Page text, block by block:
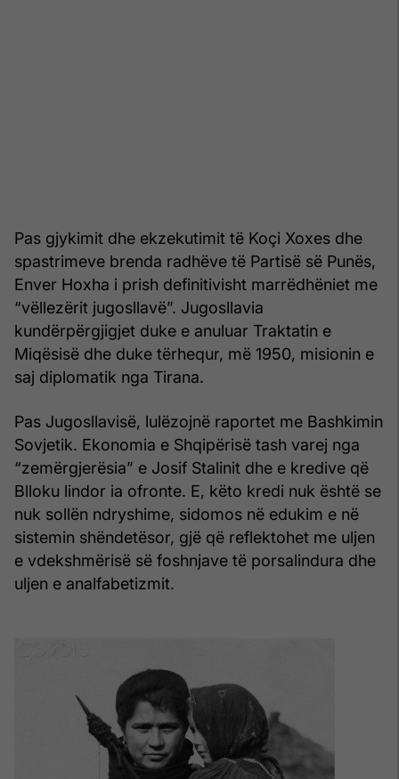
Pas gjykimit dhe ekzekutimit të Koçi Xoxes dhe
spastrimeve brenda radhëve të Partisë së Punës,
Enver Hoxha i prish definitivisht marrëdhëniet me
“vëllezërit jugosllavë”. Jugosllavia
kundërpërgjigjet duke e anuluar Traktatin e
Miqësisë dhe duke tërhequr, më 1950, misionin e
saj diplomatik nga Tirana.
Pas Jugosllavisë, lulëzojnë raportet me Bashkimin
Sovjetik. Ekonomia e Shqipërisë tash varej nga
“zemërgjerësia” e Josif Stalinit dhe e kredive që
Blloku lindor ia ofronte. E, këto kredi nuk është se
nuk sollën ndryshime, sidomos në edukim e në
sistemin shëndetësor, gjë që reflektohet me uljen
e vdekshmërisë së foshnjave të porsalindura dhe
uljen e analfabetizmit.